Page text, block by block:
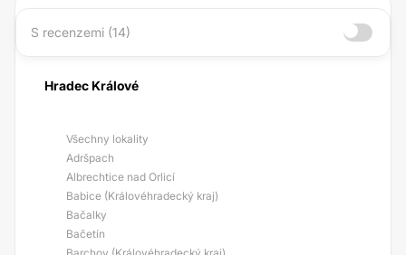
S recenzemi (14)
Hradec Králové
Všechny lokality
Adršpach
Albrechtice nad Orlicí
Babice (Královéhradecký kraj)
Bačalky
Bačetín